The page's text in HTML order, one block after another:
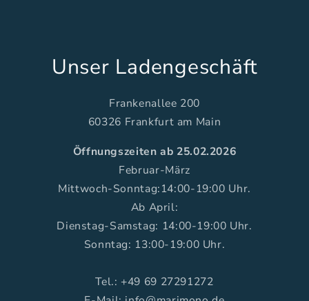
Unser Ladengeschäft
Frankenallee 200
60326 Frankfurt am Main
Öffnungszeiten ab 25.02.2026
Februar-März
Mittwoch-Sonntag:14:00-19:00 Uhr.
Ab April:
Dienstag-Samstag: 14:00-19:00 Uhr.
Sonntag: 13:00-19:00 Uhr.
Tel.: +49 69 27291272